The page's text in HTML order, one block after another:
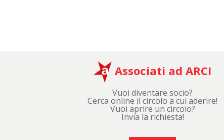
Associati ad ARCI
Vuoi diventare socio?
Cerca online il circolo a cui aderire!
Vuoi aprire un circolo?
Invia la richiesta!